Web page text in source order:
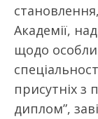
Академії,
щодо
присутніх з
диплом”,